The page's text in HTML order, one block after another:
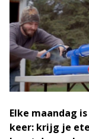
Elke maandag
keer: krijg je